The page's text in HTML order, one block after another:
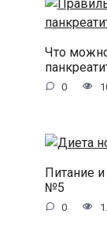
Что
0
Питание и
№5
0